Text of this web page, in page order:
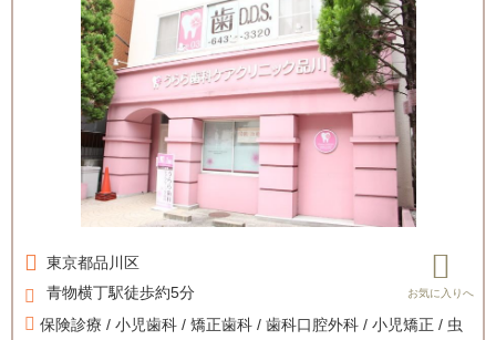
東京都品川区
青物横丁駅徒歩約5分
保険診療 / 小児歯科 / 矯正歯科 / 歯科口腔外科 / 小児矯正 / 虫